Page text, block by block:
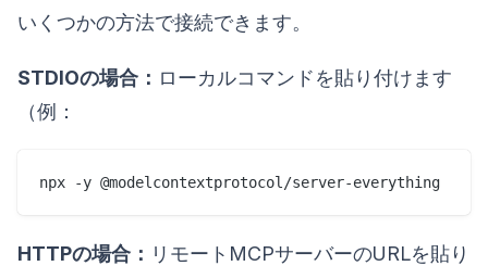
いくつかの方法で接続できます。
STDIOの場合： ローカルコマンドを貼り付けます
（例：
npx -y @modelcontextprotocol/server-everything
HTTPの場合： リモートMCPサーバーのURLを貼り